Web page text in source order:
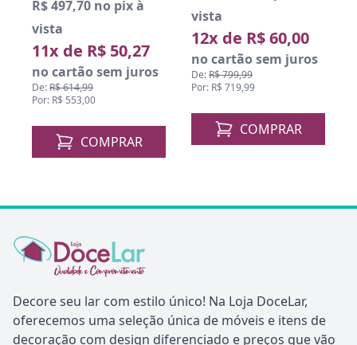
R$ 497,70 no pix à
vista
11x de R$ 50,27
no cartão sem juros
De:R$ 614,99
Por: R$ 553,00
COMPRAR
vista
12x de R$ 60,00
no cartão sem juros
De:R$ 799,99
Por: R$ 719,99
COMPRAR
Decore seu lar com estilo único! Na Loja DoceLar,
oferecemos uma seleção única de móveis e itens de
decoração com design diferenciado e preços que vão